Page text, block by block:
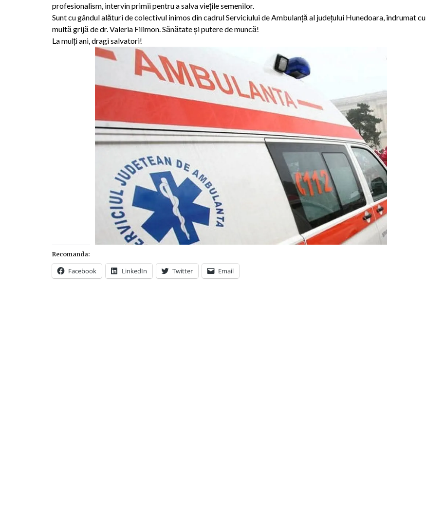
profesionalism, intervin primii pentru a salva viețile semenilor.
Sunt cu gândul alături de colectivul inimos din cadrul Serviciului de Ambulanță al județului Hunedoara, îndrumat cu
multă grijă de dr. Valeria Filimon. Sănătate și putere de muncă!
La mulți ani, dragi salvatori!
Recomanda:
Facebook LinkedIn Twitter Email